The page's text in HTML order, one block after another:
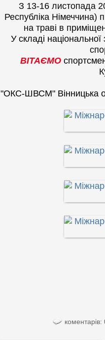
З 13-16 листопада
Республіка Німеччина)
на траві в п
У складі національної
ВІТАЄМО
"ОКС-ШВСМ" Вінницька
коментарів: